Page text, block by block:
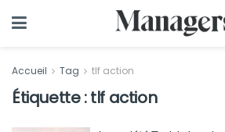
Accueil Tag tlf action
Étiquette :tlf action